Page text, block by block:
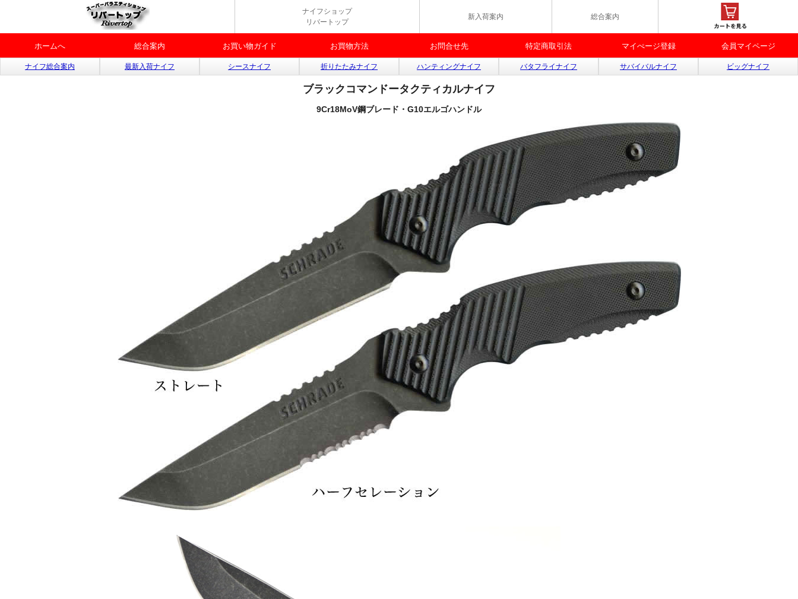
ナイフショップ
リバートップ
新入荷案内 総合案内
ホームへ 総合案内 お買い物ガイド お買物方法 お問合せ先 特定商取引法 マイぺージ登録 会員マイページ
ナイフ総合案内 最新入荷ナイフ シースナイフ 折りたたみナイフ ハンティングナイフ バタフライナイフ サバイバルナイフ ビッグナイフ
ブラックコマンドータクティカルナイフ
9Cr18MoV鋼ブレード・G10エルゴハンドル